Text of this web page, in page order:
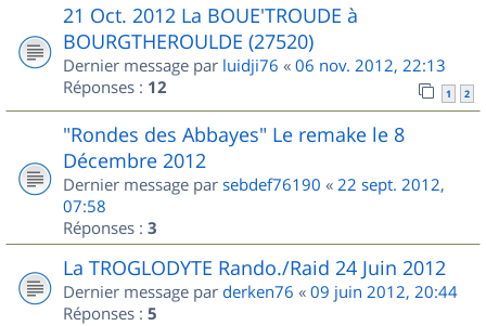
21 Oct. 2012 La BOUE'TROUDE à
BOURGTHEROULDE (27520)
Dernier message par luidji76 « 06 nov. 2012, 22:13
Réponses : 12 1 2
"Rondes des Abbayes" Le remake le 8
Décembre 2012
Dernier message par sebdef76190 « 22 sept. 2012,
07:58
Réponses : 3
La TROGLODYTE Rando./Raid 24 Juin 2012
Dernier message par derken76 « 09 juin 2012, 20:44
Réponses : 5